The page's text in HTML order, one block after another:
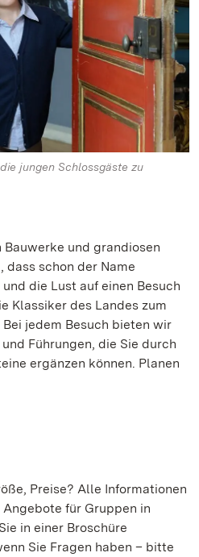
jungen Schlossgäste zu
und grandiosen
dass schon der Name
die Lust auf einen Besuch
Klassiker des Landes zum
jedem Besuch bieten wir
Führungen, die Sie durch
ergänzen können. Planen
Preise? Alle Informationen
für Gruppen in
in einer Broschüre
Sie Fragen haben – bitte